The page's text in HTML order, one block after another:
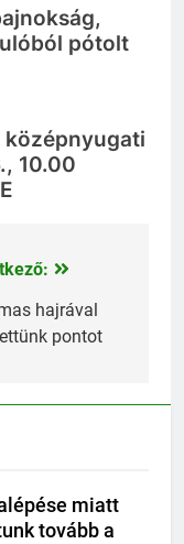
pótolt
középnyugati
10.00
hajrával
pontot
miatt
tovább a